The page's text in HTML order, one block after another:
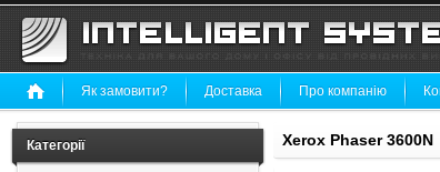
Як замовити? Доставка Про компанію
Категорії Xerox Phaser 3600N